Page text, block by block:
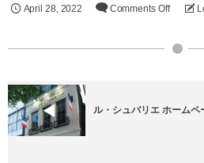
April 28, 2022 Comments Off
ル・シュバリエ ホームペ